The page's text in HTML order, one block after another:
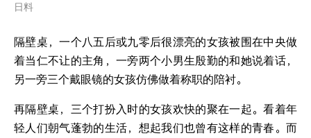
日料
隔壁桌，一个八五后或九零后很漂亮的女孩被围在中央做
着当仁不让的主角，一旁两个小男生殷勤的和她说着话，
另一旁三个戴眼镜的女孩仿佛做着称职的陪衬。
再隔壁桌，三个打扮入时的女孩欢快的聚在一起。看着年
轻人们朝气蓬勃的生活，想起我们也曾有这样的青春。而